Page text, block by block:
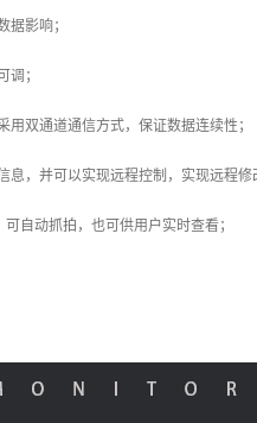
据影响；
调；
双通道通信方式，保证数据连续性；
，并可以实现远程控制，实现远程修
自动抓拍，也可供用户实时查看；